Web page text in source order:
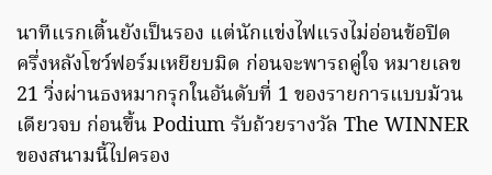
นาทีแรกเติ้นยังเป็นรอง แต่นักแข่งไฟแรงไม่อ่อนข้อปิด
ครึ่งหลังโชว์ฟอร์มเหยียบมิด ก่อนจะพารถคู่ใจ หมายเลข
21 วิ่งผ่านธงหมากรุกในอันดับที่ 1 ของรายการแบบม้วน
เดียวจบ ก่อนขึ้น Podium รับถ้วยรางวัล The WINNER
ของสนามนี้ไปครอง